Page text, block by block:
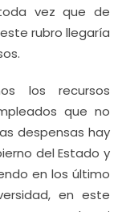
vez que de
rubro llegaría
los recursos
que no
despensas hay
del Estado y
en los último
en este